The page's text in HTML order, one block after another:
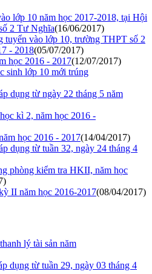
lớp 10 năm học 2017-2018, tại Hội
2 Tư Nghĩa(16/06/2017)
tuyển vào lớp 10, trường THPT số 2
- 2018(05/07/2017)
học 2016 - 2017(12/07/2017)
sinh lớp 10 mới trúng
dụng từ ngày 22 tháng 5 năm
kì 2, năm học 2016 -
học 2016 - 2017(14/04/2017)
dụng từ tuần 32, ngày 24 tháng 4
phòng kiểm tra HKII, năm học
II năm học 2016-2017(08/04/2017)
lý tài sản năm
dụng từ tuần 29, ngày 03 tháng 4